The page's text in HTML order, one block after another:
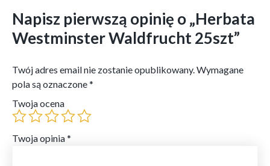
Napisz pierwszą opinię o „Herbata
Westminster Waldfrucht 25szt”
Twój adres email nie zostanie opublikowany. Wymagane
pola są oznaczone*
Twoja ocena
Twoja opinia*